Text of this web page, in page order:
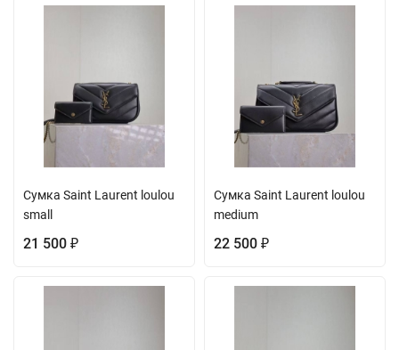
Сумка Saint Laurent loulou
small
21 500 ₽
Сумка Saint Laurent loulou
medium
22 500 ₽